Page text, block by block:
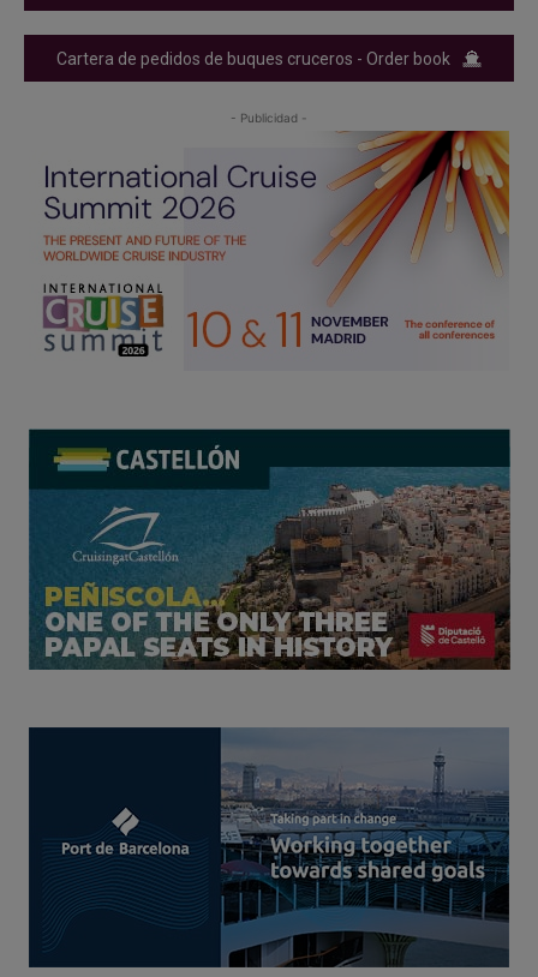
Cartera de pedidos de buques cruceros - Order book
- Publicidad -